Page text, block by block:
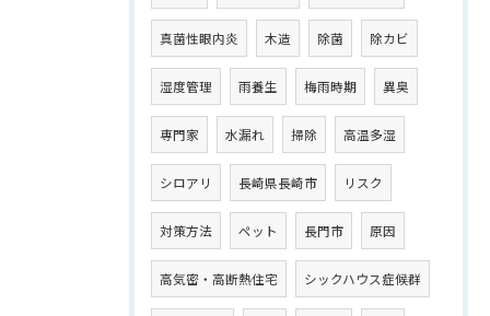
真菌性眼内炎 木造 除菌 除カビ
湿度管理 雨養生 梅雨時期 異臭
専門家 水漏れ 掃除 高温多湿
シロアリ 長崎県長崎市 リスク
対策方法 ペット 長門市 原因
高気密・高断熱住宅 シックハウス症候群